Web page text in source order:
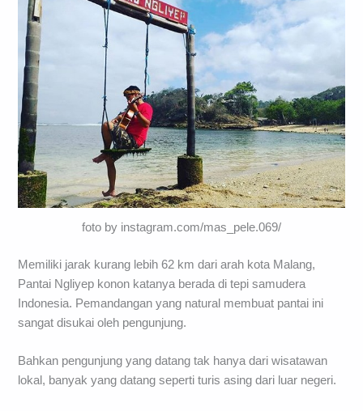
foto by instagram.com/mas_pele.069/
Memiliki jarak kurang lebih 62 km dari arah kota Malang,
Pantai Ngliyep konon katanya berada di tepi samudera
Indonesia. Pemandangan yang natural membuat pantai ini
sangat disukai oleh pengunjung.
Bahkan pengunjung yang datang tak hanya dari wisatawan
lokal, banyak yang datang seperti turis asing dari luar negeri.